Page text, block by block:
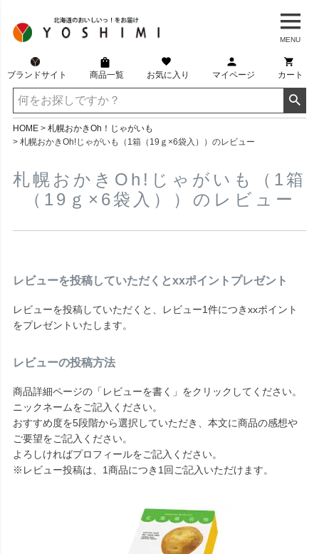
MENU
ブランドサイト 商品一覧 お気に入り マイページ カート
HOME
札幌おかきOh！じゃがいも
札幌おかきOh!じゃがいも（1箱（19ｇ×6袋入））のレビュー
札幌おかきOh!じゃがいも（1箱
（19ｇ×6袋入））のレビュー
レビューを投稿していただくとxxポイントプレゼント
レビューを投稿していただくと、レビュー1件につきxxポイント
をプレゼントいたします。
レビューの投稿方法
商品詳細ページの「レビューを書く」をクリックしてください。
ニックネームをご記入ください。
おすすめ度を5段階から選択していただき、本文に商品の感想や
ご要望をご記入ください。
よろしければプロフィールをご記入ください。
※レビュー投稿は、1商品につき1回ご記入いただけます。